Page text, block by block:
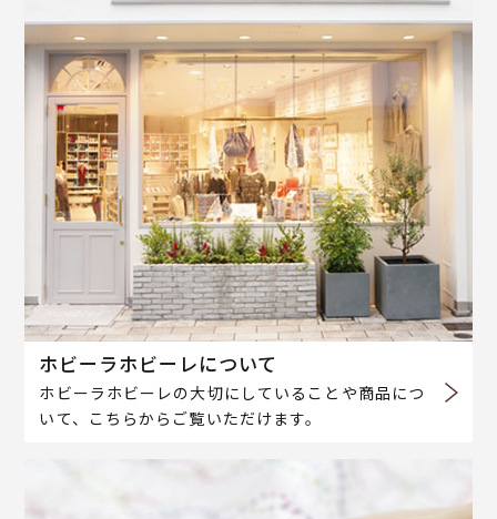
ホビーラホビーレについて
ホビーラホビーレの大切にしていることや商品につ
いて、こちらからご覧いただけます。